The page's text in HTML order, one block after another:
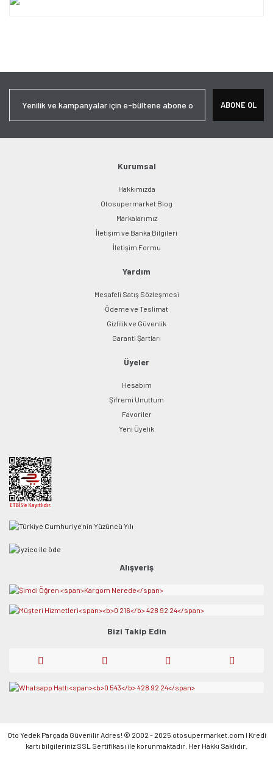
Ürün açıklamasında eksik bilgiler bulunuyor.
Bu ürüne benzer farklı alternatifler olmalı.
Gönder
ABONE OL
Kurumsal
Hakkımızda
Otosupermarket Blog
Markalarımız
İletişim ve Banka Bilgileri
İletişim Formu
Yardım
Mesafeli Satış Sözleşmesi
Ödeme ve Teslimat
Gizlilik ve Güvenlik
Garanti Şartları
Üyeler
Hesabım
Şifremi Unuttum
Favoriler
Yeni Üyelik
Alışveriş
Bizi Takip Edin
Oto Yedek Parçada Güvenilir Adres! © 2002 - 2025 otosupermarket.com l Kredi
kartı bilgileriniz SSL Sertifikası ile korunmaktadır. Her Hakkı Saklıdır.